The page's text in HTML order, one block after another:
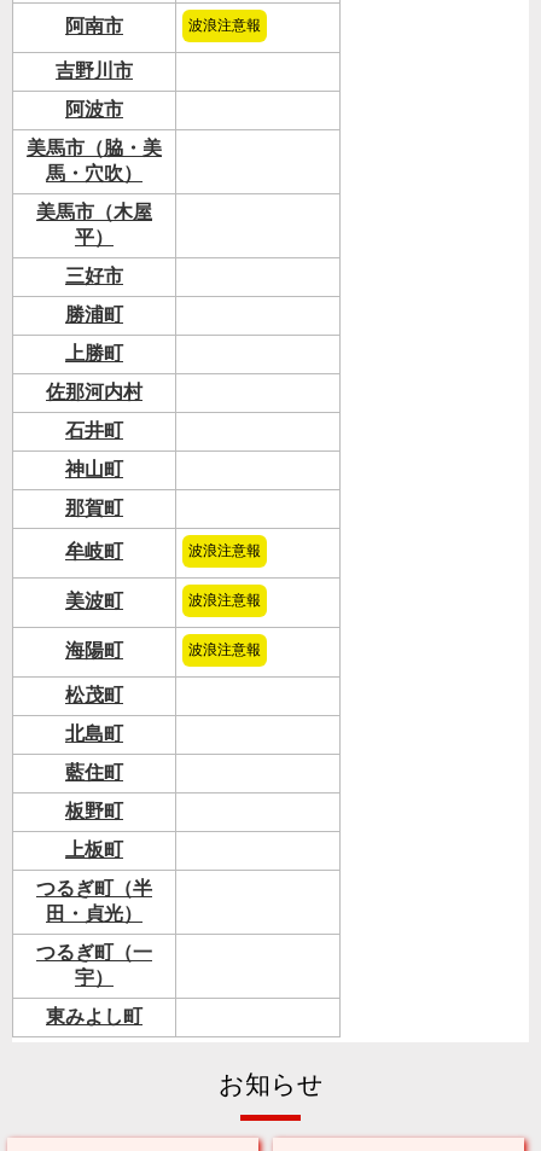
阿南市 波浪注意報
吉野川市
阿波市
美馬市（脇・美
馬・穴吹）
美馬市（木屋
平）
三好市
勝浦町
上勝町
佐那河内村
石井町
神山町
那賀町
牟岐町 波浪注意報
美波町 波浪注意報
海陽町 波浪注意報
松茂町
北島町
藍住町
板野町
上板町
つるぎ町（半
田・貞光）
つるぎ町（一
宇）
東みよし町
お知らせ